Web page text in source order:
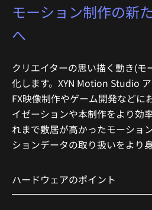
モーション制作の新
へ
クリエイターの思い描く動き(モ
化します。XYN Motion Studio
FX映像制作やゲーム開発などに
イゼーションや本制作をより効
れまで敷居が高かったモーショ
ションデータの取り扱いをより
ハードウェアのポイント